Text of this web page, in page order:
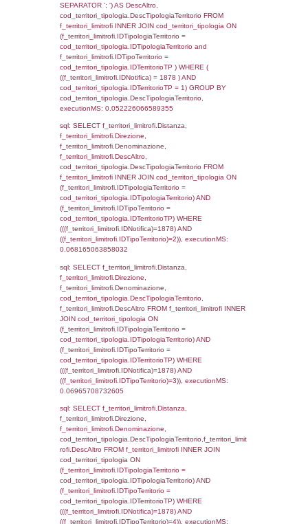
(((a2p.IDNotifica)=1878) AND
executionMS: 0.0028960704803467
sql: SELECT a2p.Cognome, a2p.Nome
a2_ruolipersonale a2rp INNER JOIN
a2rp.IDPersonale = a2p.IDPersonale
(((a2p.IDNotifica)=1878) AND
executionMS: 0.0023319721221924
sql: SELECT Cognome, Nome FROM
reg_a2_ruolipersonale INNER JOIN
reg_a2_ruolipersonale.IDPersonale =
reg_a2_personale.IDPersonale WHERE
executionMS: 0.0010678768157959
sql: SELECT cod_ipa_aoo.des_amm,
d1_controlli.UntAmmTerr,
d1_controlli.Regione, d1_controlli.Provincia,
d1_controlli.Comune, d1_controlli.Via,
d1_controlli.Email, d1_controlli.Pec FROM
INNER JOIN d1_controlli ON
d1_controlli.UntAmmTerr where
executionMS: 0.021866083145142
sql: SELECT * FROM d2_autorizzazioni
IDNotifica=1878, executionMS:
sql: SELECT Ispezione, IDArticoloComma,
StatoIspezione,
'%d/%m/%Y') as DataApertura,
DATE_FORMAT(DataChiusura, '%d/%m/
DataChiusura,